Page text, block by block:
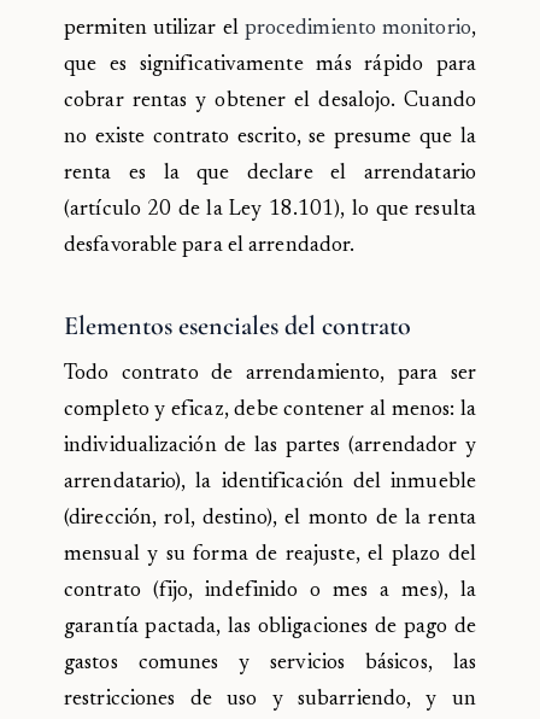
permiten utilizar el procedimiento monitorio,
que es significativamente más rápido para
cobrar rentas y obtener el desalojo. Cuando
no existe contrato escrito, se presume que la
renta es la que declare el arrendatario
(artículo 20 de la Ley 18.101), lo que resulta
desfavorable para el arrendador.
Elementos esenciales del contrato
Todo contrato de arrendamiento, para ser
completo y eficaz, debe contener al menos: la
individualización de las partes (arrendador y
arrendatario), la identificación del inmueble
(dirección, rol, destino), el monto de la renta
mensual y su forma de reajuste, el plazo del
contrato (fijo, indefinido o mes a mes), la
garantía pactada, las obligaciones de pago de
gastos comunes y servicios básicos, las
restricciones de uso y subarriendo, y un